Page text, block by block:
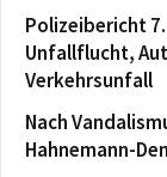
Polizeibericht
Unfallflucht,
Verkehrsunfall
Nach
Hahnemann-